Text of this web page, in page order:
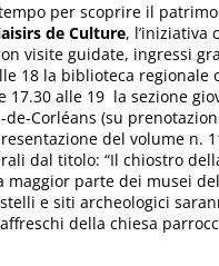
per scoprire il
de Culture, l’iniziativa
visite guidate, ingressi
18 la biblioteca regionale
17.30 alle 19 la sezione
Corléans (su
del volume n.
dal titolo: “Il chiostro
maggior parte dei musei
e siti archeologici
della chiesa